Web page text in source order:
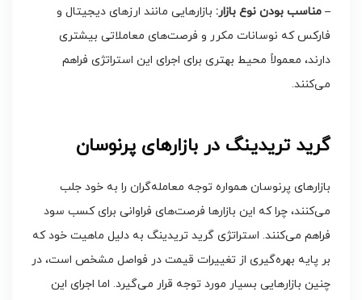
– مناسب بودن نوع بازار: بازارهایی مانند ارزهای دیجیتال و
فارکس که نوسانات مکرر و فرصت‌های معاملاتی بیشتری
دارند، معمولاً محیط بهتری برای اجرای این استراتژی فراهم
می‌کنند.
گرید تریدینگ در بازارهای پرنوسان
بازارهای پرنوسان همواره توجه معامله‌گران را به خود جلب
می‌کنند، چرا که این بازارها فرصت‌های فراوانی برای کسب سود
فراهم می‌کنند. استراتژی گرید تریدینگ به دلیل ماهیت خود که
بر پایه بهره‌گیری از تغییرات قیمت در فواصل مشخص است، در
چنین بازارهایی بسیار مورد توجه قرار می‌گیرد. اما اجرای این